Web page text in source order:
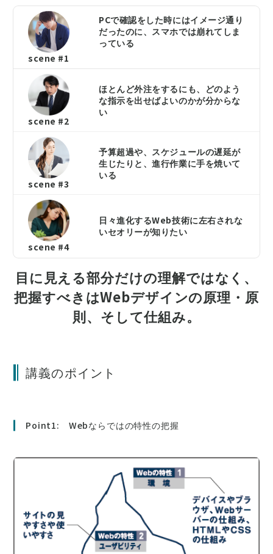
scene #1
PCで確認をした時にはイメージ通り
だったのに、スマホでは崩れてしま
っている
scene #2
ほとんど外注をするにも、どのよう
な指示を出せばよいのかが分からな
い
scene #3
予算超過や、スケジュールの遅延が
生じたりと、進行作業に手を焼いて
いる
scene #4
日々進化するWeb技術に左右されな
いセオリーが知りたい
目に見える部分だけの理解ではなく、
把握すべきはWebデザインの原理・原
則、そして仕組み。
講義のポイント
Point1: Webならではの特性の把握